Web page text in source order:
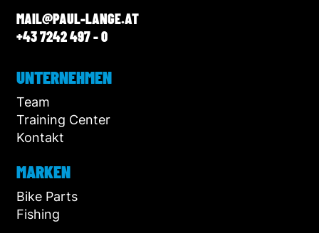
MAIL@PAUL-LANGE.AT
+43 7242 497 - 0
UNTERNEHMEN
Team
Training Center
Kontakt
MARKEN
Bike Parts
Fishing